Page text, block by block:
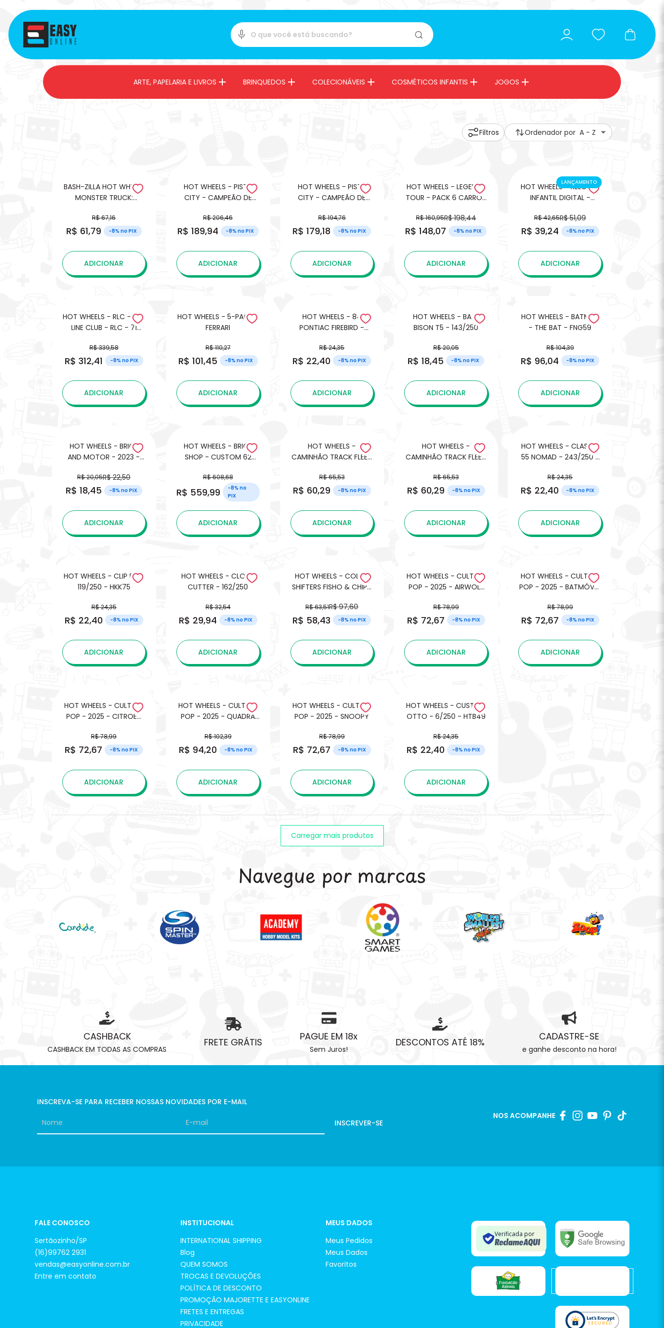
ARTE, PAPELARIA E LIVROS BRINQUEDOS COLECIONÁVEIS COSMÉTICOS INFANTIS JOGOS
Ordenador por A - Z
Filtros
BASH-ZILLA HOT WHEELS
MONSTER TRUCK:
R$ 67,16
R$ 61,79 -8% no PIX
ADICIONAR
HOT WHEELS - PISTA
CITY - CAMPEÃO DE
RACEWAY CHAMPION
R$ 206,46
R$ 189,94 -8% no PIX
ADICIONAR
HOT WHEELS - PISTA
CITY - CAMPEÃO DE
CORKSCREW JUMP
CHAMPION
R$ 194,76
R$ 179,18 -8% no PIX
ADICIONAR
HOT WHEELS - LEGENDS
TOUR - PACK 6 CARROS
R$ 160,95R$ 198,44
R$ 148,07 -8% no PIX
ADICIONAR
LANÇAMENTO
HOT WHEELS - RELOGIO
INFANTIL DIGITAL -
R$ 42,65R$ 51,09
R$ 39,24 -8% no PIX
ADICIONAR
HOT WHEELS - RLC - RED
LINE CLUB - RLC - 71
R$ 339,58
R$ 312,41 -8% no PIX
ADICIONAR
HOT WHEELS - 5-PACK -
FERRARI
R$ 110,27
R$ 101,45 -8% no PIX
ADICIONAR
HOT WHEELS - 84
PONTIAC FIREBIRD -
R$ 24,35
R$ 22,40 -8% no PIX
ADICIONAR
HOT WHEELS - BAJA
BISON T5 - 143/250
R$ 20,05
R$ 18,45 -8% no PIX
ADICIONAR
HOT WHEELS - BATMAN
- THE BAT - FNG59
R$ 104,39
R$ 96,04 -8% no PIX
ADICIONAR
HOT WHEELS - BRICK
AND MOTOR - 2023 -
R$ 20,05R$ 22,50
R$ 18,45 -8% no PIX
ADICIONAR
HOT WHEELS - BRICK
SHOP - CUSTOM 62
R$ 608,68
R$ 559,99
-8% no
PIX
ADICIONAR
HOT WHEELS -
CAMINHÃO TRACK FLEET
R$ 65,53
R$ 60,29 -8% no PIX
ADICIONAR
HOT WHEELS -
CAMINHÃO TRACK FLEET
1/64
R$ 65,53
R$ 60,29 -8% no PIX
ADICIONAR
HOT WHEELS - CLASSIC
55 NOMAD - 243/250 -
R$ 24,35
R$ 22,40 -8% no PIX
ADICIONAR
HOT WHEELS - CLIP ROD
119/250 - HKK75
R$ 24,35
R$ 22,40 -8% no PIX
ADICIONAR
HOT WHEELS - CLOUD
CUTTER - 162/250
R$ 32,54
R$ 29,94 -8% no PIX
ADICIONAR
HOT WHEELS - COLOR
SHIFTERS FISHO & CHIPD
R$ 63,51R$ 97,60
R$ 58,43 -8% no PIX
ADICIONAR
HOT WHEELS - CULTURE
POP - 2025 - AIRWOLF
R$ 78,99
R$ 72,67 -8% no PIX
ADICIONAR
HOT WHEELS - CULTURE
POP - 2025 - BATMÓVEL
BATMAN - 1966
R$ 78,99
R$ 72,67 -8% no PIX
ADICIONAR
HOT WHEELS - CULTURE
POP - 2025 - CITROEN
MUNDO DE JACK ( THE
NIGHTMARE BEFORE
R$ 78,99
R$ 72,67 -8% no PIX
ADICIONAR
HOT WHEELS - CULTURE
POP - 2025 - QUADRA
CYBERPUNK 2077
R$ 102,39
R$ 94,20 -8% no PIX
ADICIONAR
HOT WHEELS - CULTURE
POP - 2025 - SNOOPY
R$ 78,99
R$ 72,67 -8% no PIX
ADICIONAR
HOT WHEELS - CUSTOM
OTTO - 6/250 - HTB49
R$ 24,35
R$ 22,40 -8% no PIX
ADICIONAR
Carregar mais produtos
Navegue por marcas
CASHBACK
CASHBACK EM TODAS AS COMPRAS
FRETE GRÁTIS PAGUE EM 18x
Sem Juros!
DESCONTOS ATÉ 18% CADASTRE-SE
e ganhe desconto na hora!
INSCREVA-SE PARA RECEBER NOSSAS NOVIDADES POR E-MAIL
INSCREVER-SE
NOS ACOMPANHE
FALE CONOSCO
Sertãozinho/SP
(16)99762 2931
vendas@easyonline.com.br
Entre em contato
INSTITUCIONAL
INTERNATIONAL SHIPPING
Blog
QUEM SOMOS
TROCAS E DEVOLUÇÕES
POLÍTICA DE DESCONTO
PROMOÇÃO MAJORETTE E EASYONLINE
FRETES E ENTREGAS
PRIVACIDADE
MEUS DADOS
Meus Pedidos
Meus Dados
Favoritos
Verificada por